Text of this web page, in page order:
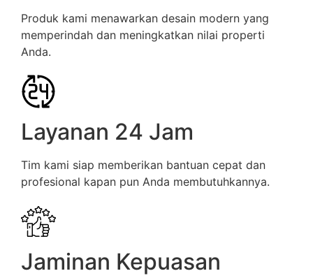
Produk kami menawarkan desain modern yang
memperindah dan meningkatkan nilai properti
Anda.
Layanan 24 Jam
Tim kami siap memberikan bantuan cepat dan
profesional kapan pun Anda membutuhkannya.
Jaminan Kepuasan